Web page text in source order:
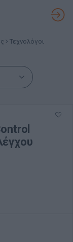
Τεχνολόγοι